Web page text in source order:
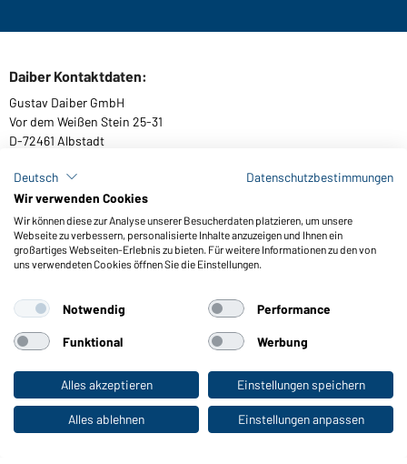
Zum Privatkunden-Shop
Daiber Kontaktdaten:
Gustav Daiber GmbH
Vor dem Weißen Stein 25-31
D-72461 Albstadt
Kataloge herunterladen oder bestellen
Zu den Katalogen
AGB Impressum
Cookie-Einstellungen
Barrierefreiheit
© 2026 Daiber
Deutsch
Datenschutzbestimmungen
Wir verwenden Cookies
Wir können diese zur Analyse unserer Besucherdaten platzieren, um unsere
Webseite zu verbessern, personalisierte Inhalte anzuzeigen und Ihnen ein
großartiges Webseiten-Erlebnis zu bieten. Für weitere Informationen zu den von
uns verwendeten Cookies öffnen Sie die Einstellungen.
Notwendig Performance
Funktional Werbung
Alles akzeptieren Einstellungen speichern
Alles ablehnen Einstellungen anpassen